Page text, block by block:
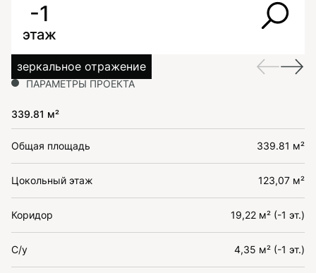
-1
этаж
зеркальное отражение
ПАРАМЕТРЫ ПРОЕКТА
339.81 м²
Общая площадь 339.81 м²
Цокольный этаж 123,07 м²
Коридор 19,22 м² (-1 эт.)
С/у 4,35 м² (-1 эт.)